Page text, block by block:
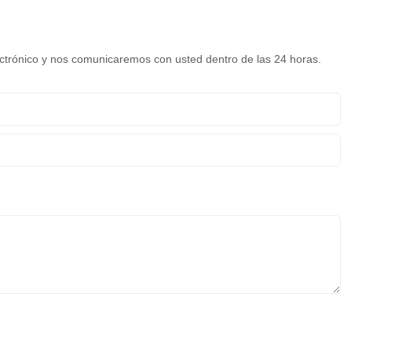
y nos comunicaremos con usted dentro de las 24 horas.